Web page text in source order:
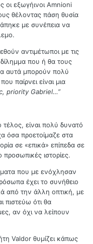
εξωγήινοι Amnioni
θέλοντας πάση θυσία
με συνέπεια να
αντιμέτωποι με τις
που ή θα τους
αυτά μπορούν πολύ
παίρνει είναι μια
priority Gabriel…”
τέλος, είναι πολύ δυνατό
όσα προετοίμαζε στα
σε «επικά» επίπεδα σε
ιστορίες.
που με ενόχλησαν
έχει το συνήθειο
από την άλλη οπτική, με
πιστεύω ότι θα
αν όχι να λείπουν
Valdor θυμίζει κάπως